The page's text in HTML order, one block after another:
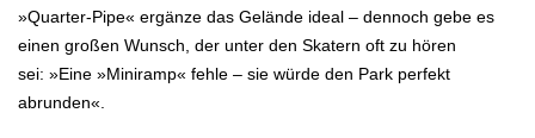
»Quarter-Pipe« ergänze das Gelände ideal – dennoch gebe es
einen großen Wunsch, der unter den Skatern oft zu hören
sei: »Eine »Miniramp« fehle – sie würde den Park perfekt
abrunden«.